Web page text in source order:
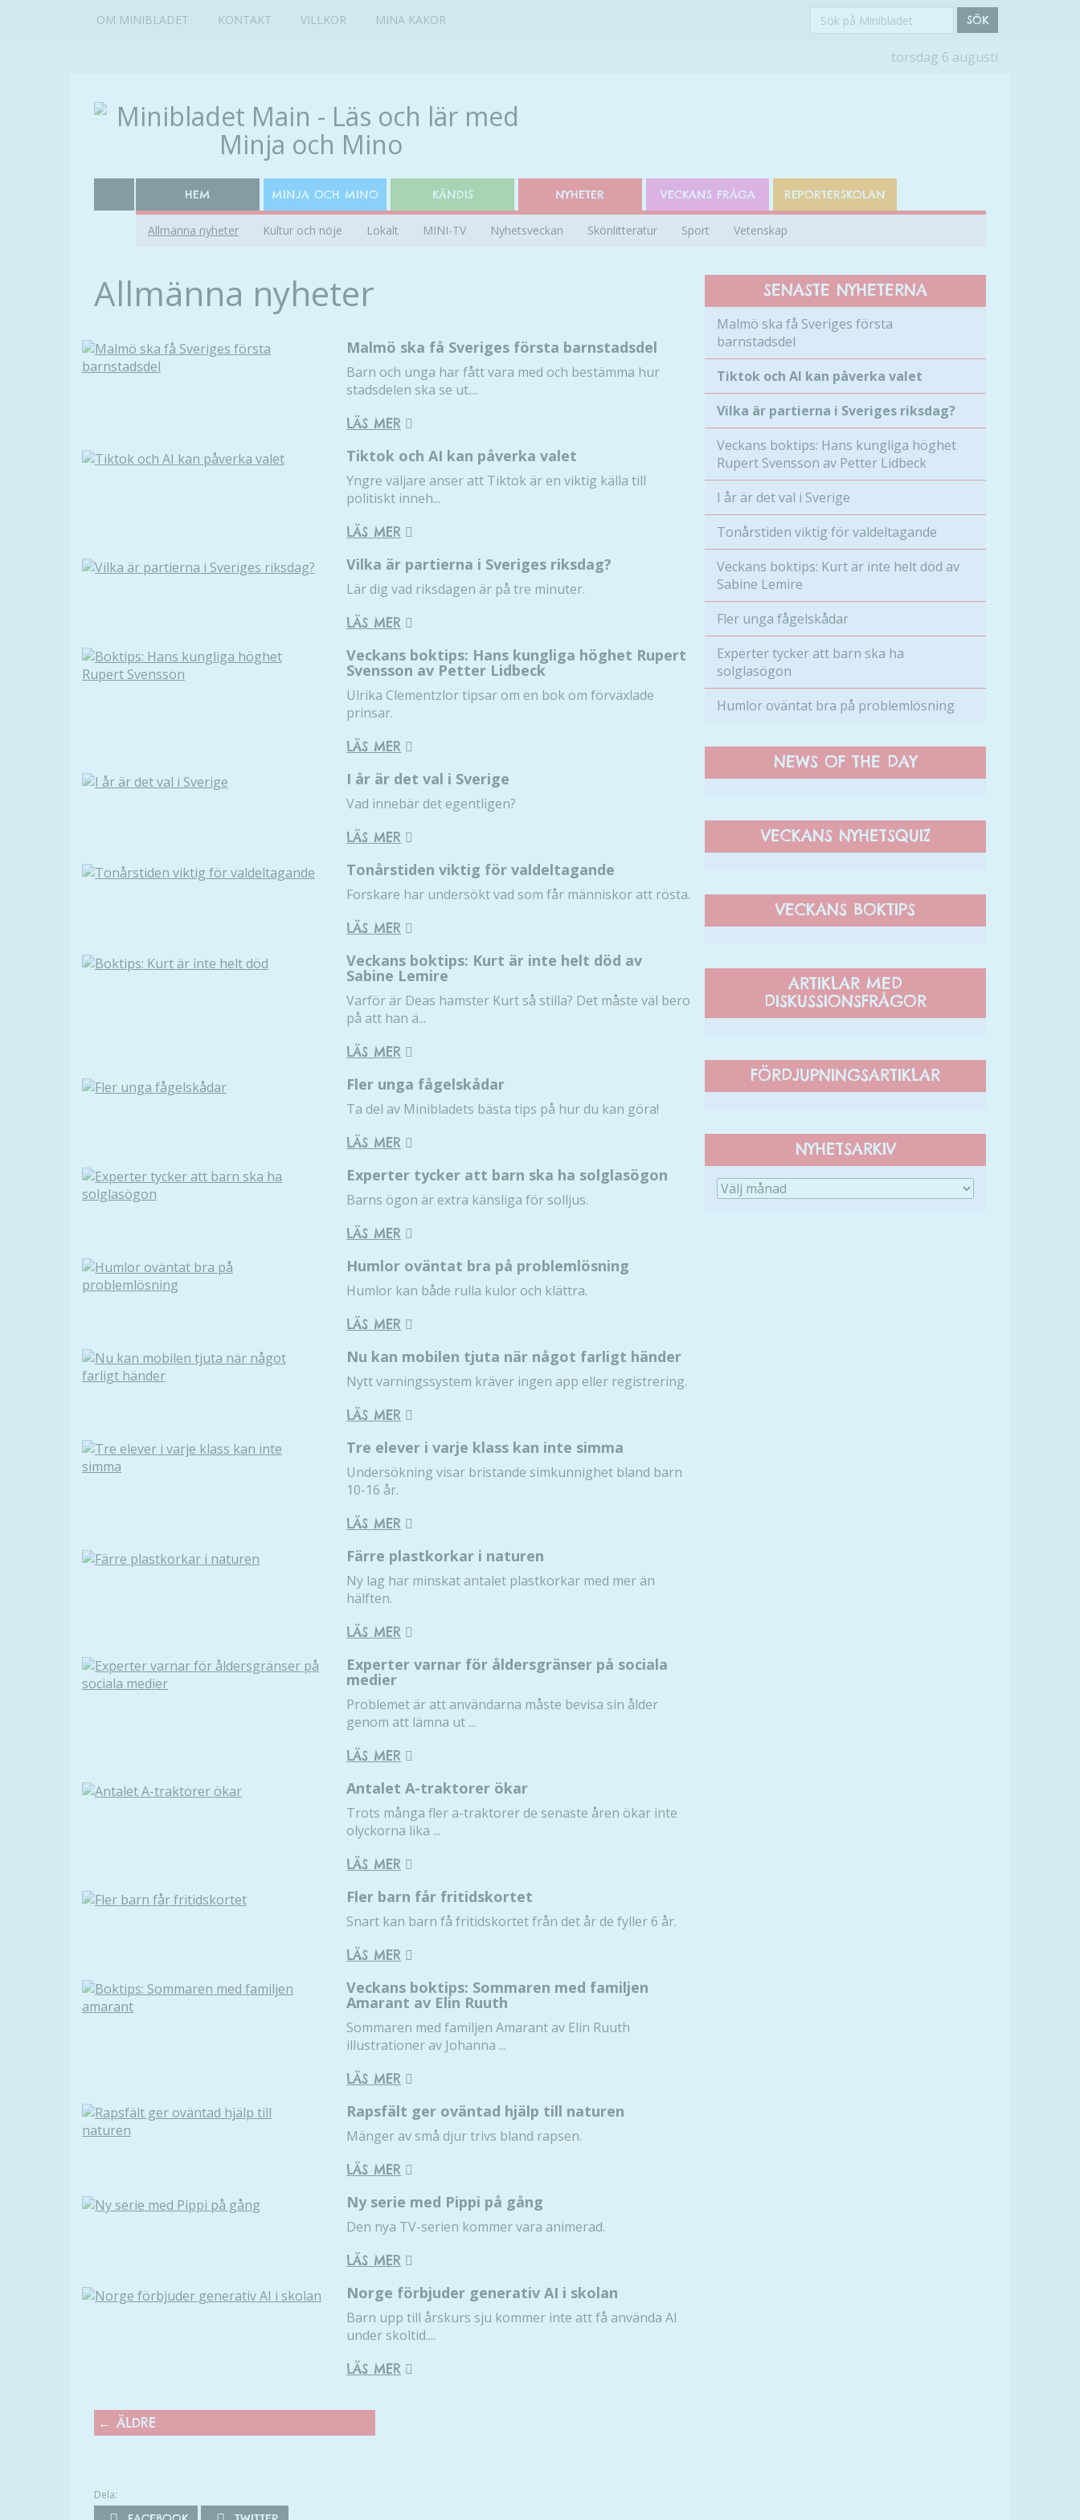
OM MINIBLADET KONTAKT VILLKOR MINA KAKOR
Sök
SÖK
torsdag 6 augusti
HEM MINJA OCH MINO KÄNDIS NYHETER VECKANS FRÅGA REPORTERSKOLAN
Allmänna nyheter Kultur och nöje Lokalt MINI-TV Nyhetsveckan Skönlitteratur Sport Vetenskap
Allmänna nyheter
Malmö ska få Sveriges första barnstadsdel
Barn och unga har fått vara med och bestämma hur
stadsdelen ska se ut....
LÄS MER
Tiktok och AI kan påverka valet
Yngre väljare anser att Tiktok är en viktig källa till
politiskt inneh...
LÄS MER
Vilka är partierna i Sveriges riksdag?
Lär dig vad riksdagen är på tre minuter.
LÄS MER
Veckans boktips: Hans kungliga höghet Rupert
Svensson av Petter Lidbeck
Ulrika Clementzlor tipsar om en bok om förväxlade
prinsar.
LÄS MER
I år är det val i Sverige
Vad innebär det egentligen?
LÄS MER
Tonårstiden viktig för valdeltagande
Forskare har undersökt vad som får människor att rösta.
LÄS MER
Veckans boktips: Kurt är inte helt död av
Sabine Lemire
Varför är Deas hamster Kurt så stilla? Det måste väl bero
på att han ä...
LÄS MER
Fler unga fågelskådar
Ta del av Minibladets bästa tips på hur du kan göra!
LÄS MER
Experter tycker att barn ska ha solglasögon
Barns ögon är extra känsliga för solljus.
LÄS MER
Humlor oväntat bra på problemlösning
Humlor kan både rulla kulor och klättra.
LÄS MER
Nu kan mobilen tjuta när något farligt händer
Nytt varningssystem kräver ingen app eller registrering.
LÄS MER
Tre elever i varje klass kan inte simma
Undersökning visar bristande simkunnighet bland barn
10-16 år.
LÄS MER
Färre plastkorkar i naturen
Ny lag har minskat antalet plastkorkar med mer än
hälften.
LÄS MER
Experter varnar för åldersgränser på sociala
medier
Problemet är att användarna måste bevisa sin ålder
genom att lämna ut ...
LÄS MER
Antalet A-traktorer ökar
Trots många fler a-traktorer de senaste åren ökar inte
olyckorna lika ...
LÄS MER
Fler barn får fritidskortet
Snart kan barn få fritidskortet från det år de fyller 6 år.
LÄS MER
Veckans boktips: Sommaren med familjen
Amarant av Elin Ruuth
Sommaren med familjen Amarant av Elin Ruuth
illustrationer av Johanna ...
LÄS MER
Rapsfält ger oväntad hjälp till naturen
Mänger av små djur trivs bland rapsen.
LÄS MER
Ny serie med Pippi på gång
Den nya TV-serien kommer vara animerad.
LÄS MER
Norge förbjuder generativ AI i skolan
Barn upp till årskurs sju kommer inte att få använda AI
under skoltid....
LÄS MER
← ÄLDRE
SENASTE NYHETERNA
Malmö ska få Sveriges första
barnstadsdel
Tiktok och AI kan påverka valet
Vilka är partierna i Sveriges riksdag?
Veckans boktips: Hans kungliga höghet
Rupert Svensson av Petter Lidbeck
I år är det val i Sverige
Tonårstiden viktig för valdeltagande
Veckans boktips: Kurt är inte helt död av
Sabine Lemire
Fler unga fågelskådar
Experter tycker att barn ska ha
solglasögon
Humlor oväntat bra på problemlösning
NEWS OF THE DAY
VECKANS NYHETSQUIZ
VECKANS BOKTIPS
ARTIKLAR MED
DISKUSSIONSFRÅGOR
FÖRDJUPNINGSARTIKLAR
NYHETSARKIV
Dela:
Dessa kakor
taget ska
Statistik
kunna
uppbyggnad,
baserat på
Upplevelse
prestera så
bra som
möjligt